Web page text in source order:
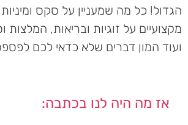
הגדול! כל מה שמעניין על סקס
מקצועיים על זוגיות ובריאות, המלצות
ועוד המון דברים שלא כדאי לכם
אז מה היה לנו בכתבה: